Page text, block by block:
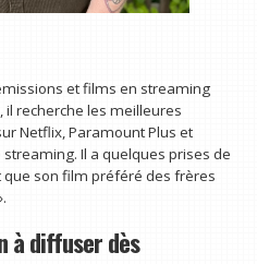
et films en streaming
recherche les meilleures
Netflix, Paramount Plus et
Il a quelques prises de
son film préféré des frères
à diffuser dès